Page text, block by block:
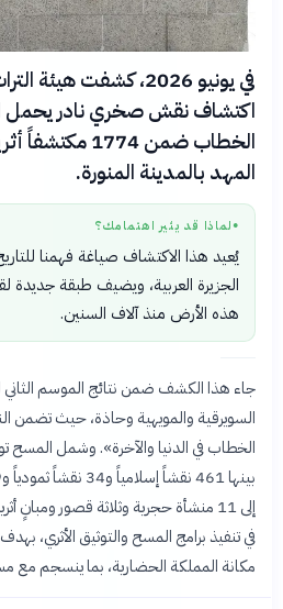
في يونيو 2026، كشفت
اكتشاف نقش صخري نادر يحمل
الخطاب ضمن
المهد بالمدينة المنورة.
● لماذا قد يثير اهتمامك؟
يُعيد هذا الاكتشاف صياغة فهمنا
الجزيرة العربية، ويضيف طبقة
هذه الأرض منذ آلاف السنين.
جاء هذا الكشف ضمن نتائج الموسم الثاني
السويرقية والمويهية وحاذة، حيث تضمن
إلى 11 منشأة حجرية وثلاثة قصور ومبانٍ
في تنفيذ برامج المسح والتوثيق الأثري،
مكانة المملكة الحضارية، بما ينسجم مع